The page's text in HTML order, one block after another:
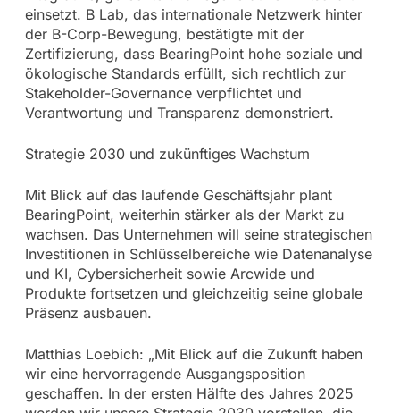
einsetzt. B Lab, das internationale Netzwerk hinter
der B-Corp-Bewegung, bestätigte mit der
Zertifizierung, dass BearingPoint hohe soziale und
ökologische Standards erfüllt, sich rechtlich zur
Stakeholder-Governance verpflichtet und
Verantwortung und Transparenz demonstriert.
Strategie 2030 und zukünftiges Wachstum
Mit Blick auf das laufende Geschäftsjahr plant
BearingPoint, weiterhin stärker als der Markt zu
wachsen. Das Unternehmen will seine strategischen
Investitionen in Schlüsselbereiche wie Datenanalyse
und KI, Cybersicherheit sowie Arcwide und
Produkte fortsetzen und gleichzeitig seine globale
Präsenz ausbauen.
Matthias Loebich: „Mit Blick auf die Zukunft haben
wir eine hervorragende Ausgangsposition
geschaffen. In der ersten Hälfte des Jahres 2025